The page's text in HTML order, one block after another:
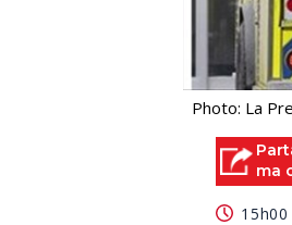
Photo: La
ma
15h00